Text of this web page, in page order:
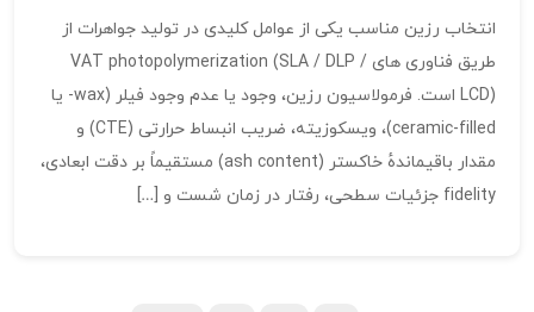
انتخاب رزین مناسب یکی از عوامل کلیدی در تولید جواهرات از
طریق فناوری‌ های VAT photopolymerization (SLA / DLP /
LCD) است. فرمولاسیون رزین، وجود یا عدم وجود فیلر (wax- یا
ceramic-filled)، ویسکوزیته، ضریب انبساط حرارتی (CTE) و
مقدار باقیماندهٔ خاکستر (ash content) مستقیماً بر دقت ابعادی،
fidelity جزئیات سطحی، رفتار در زمان شست‌ و […]